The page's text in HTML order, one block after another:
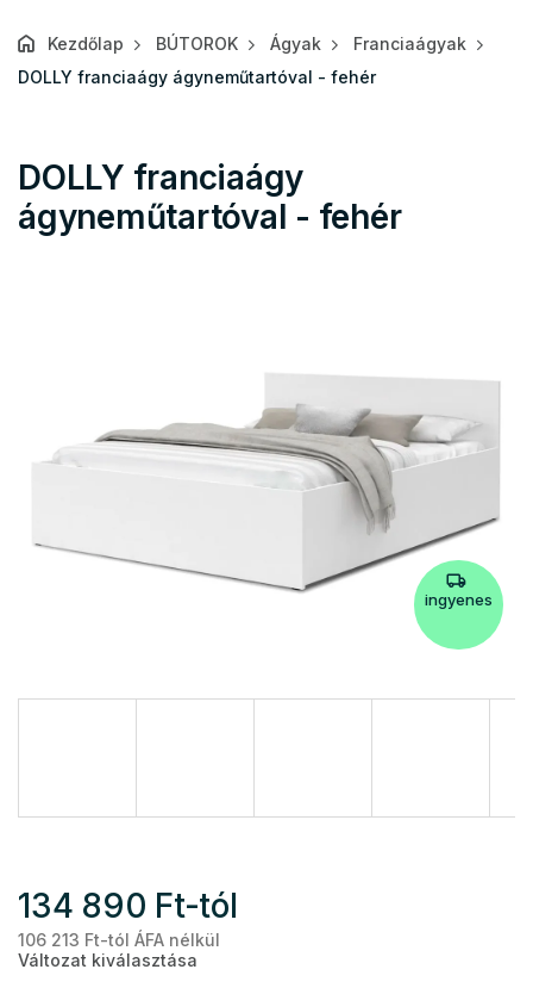
Kezdőlap BÚTOROK Ágyak
Franciaágyak
DOLLY franciaágy ágyneműtartóval - fehér
DOLLY franciaágy
ágyneműtartóval - fehér
ingyenes
134 890 Ft-tól
106 213 Ft-tól ÁFA nélkül
Változat kiválasztása